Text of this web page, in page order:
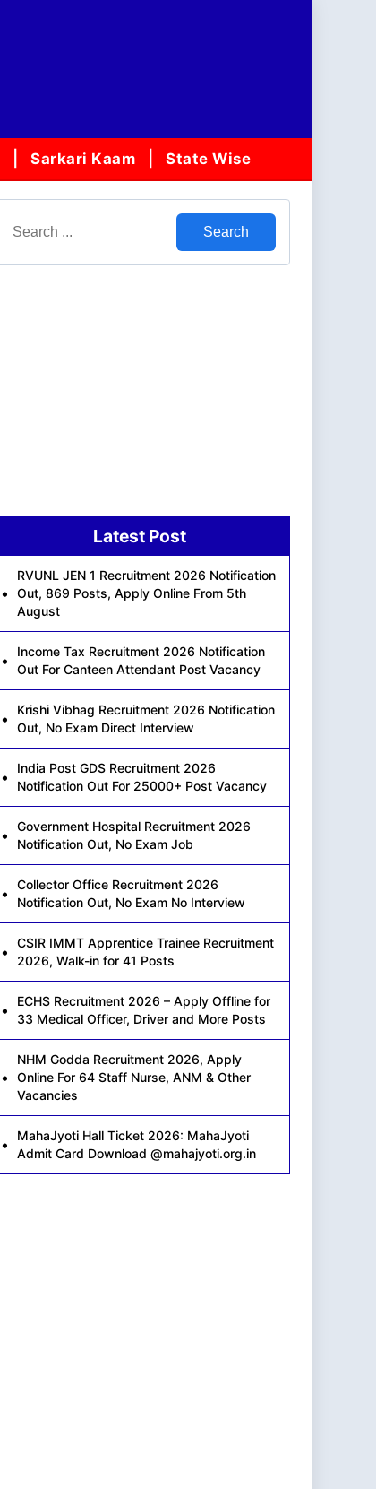
Sarkari Kaam State Wise
Search
Latest Post
RVUNL JEN 1 Recruitment 2026 Notification
Out, 869 Posts, Apply Online From 5th
August
Income Tax Recruitment 2026 Notification
Out For Canteen Attendant Post Vacancy
Krishi Vibhag Recruitment 2026 Notification
Out, No Exam Direct Interview
India Post GDS Recruitment 2026
Notification Out For 25000+ Post Vacancy
Government Hospital Recruitment 2026
Notification Out, No Exam Job
Collector Office Recruitment 2026
Notification Out, No Exam No Interview
CSIR IMMT Apprentice Trainee Recruitment
2026, Walk-in for 41 Posts
ECHS Recruitment 2026 – Apply Offline for
33 Medical Officer, Driver and More Posts
NHM Godda Recruitment 2026, Apply
Online For 64 Staff Nurse, ANM & Other
Vacancies
MahaJyoti Hall Ticket 2026: MahaJyoti
Admit Card Download @mahajyoti.org.in